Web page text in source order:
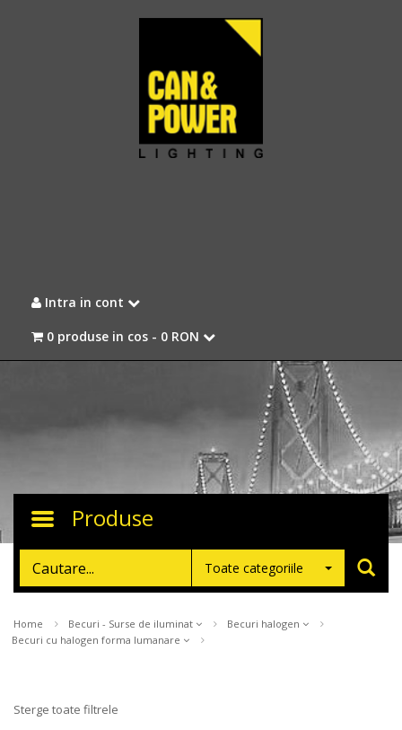
Intra in cont
0 produse in cos - 0 RON
Toggle
Produse
Toate categoriile
Home Becuri - Surse de iluminat
Becuri halogen
Becuri cu halogen forma lumanare
Sterge toate filtrele